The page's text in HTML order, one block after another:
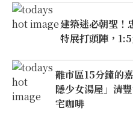
建築迷必朝聖！
特展打頭陣，
離市區15分鐘的
隱少女湯屋」清
宅咖啡